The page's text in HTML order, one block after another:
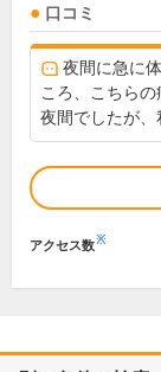
口コミ
夜間に急に
ころ、こちらの
夜間でしたが、
アクセス数※